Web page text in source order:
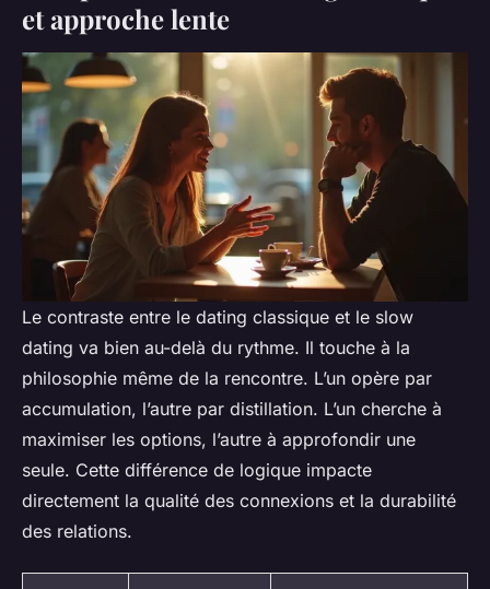
et approche lente
Le contraste entre le dating classique et le slow
dating va bien au-delà du rythme. Il touche à la
philosophie même de la rencontre. L’un opère par
accumulation, l’autre par distillation. L’un cherche à
maximiser les options, l’autre à approfondir une
seule. Cette différence de logique impacte
directement la qualité des connexions et la durabilité
des relations.